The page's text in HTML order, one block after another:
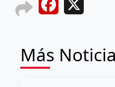
Facebook
Más